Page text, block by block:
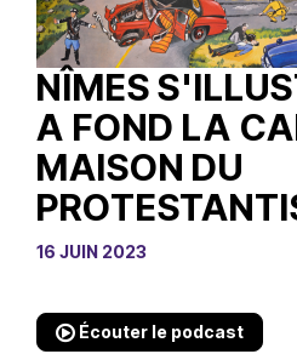
NÎMES
A FOND LA
MAISON DU
16 JUIN 2023
Écouter le podcast